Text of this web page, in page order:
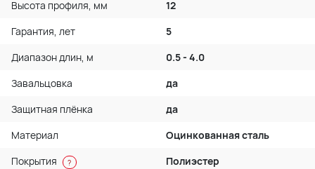
Высота профиля, мм
12
Гарантия, лет
5
Диапазон длин, м
0.5 - 4.0
Завальцовка
да
Защитная плёнка
да
Материал
Оцинкованная сталь
Покрытия
?
Полиэстер